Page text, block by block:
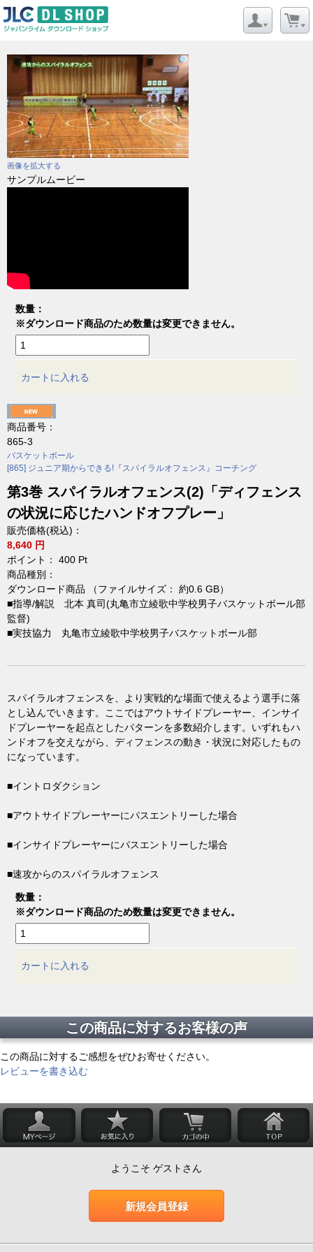
画像を拡大する
サンプルムービー
数量：
※ダウンロード商品のため数量は変更できません。
カートに入れる
商品番号：
865-3
バスケットボール
[865] ジュニア期からできる!『スパイラルオフェンス』コーチング
第3巻 スパイラルオフェンス(2)「ディフェンス
の状況に応じたハンドオフプレー」
販売価格(税込)：
8,640 円
ポイント： 400 Pt
商品種別：
ダウンロード商品 （ファイルサイズ： 約0.6 GB）
■指導/解説 北本 真司(丸亀市立綾歌中学校男子バスケットボール部
監督)
■実技協力 丸亀市立綾歌中学校男子バスケットボール部
スパイラルオフェンスを、より実戦的な場面で使えるよう選手に落
とし込んでいきます。ここではアウトサイドプレーヤー、インサイ
ドプレーヤーを起点としたパターンを多数紹介します。いずれもハ
ンドオフを交えながら、ディフェンスの動き・状況に対応したもの
になっています。
■イントロダクション
■アウトサイドプレーヤーにパスエントリーした場合
■インサイドプレーヤーにパスエントリーした場合
■速攻からのスパイラルオフェンス
数量：
※ダウンロード商品のため数量は変更できません。
カートに入れる
この商品に対するお客様の声
この商品に対するご感想をぜひお寄せください。
レビューを書き込む
ようこそ ゲストさん
新規会員登録